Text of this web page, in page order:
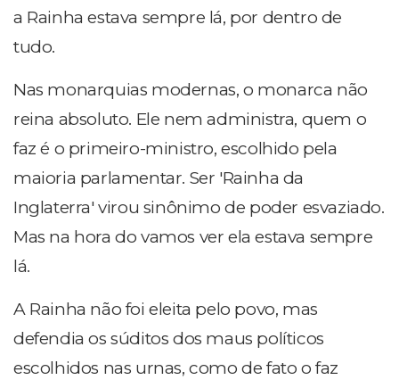
a Rainha estava sempre lá, por dentro de
tudo.
Nas monarquias modernas, o monarca não
reina absoluto. Ele nem administra, quem o
faz é o primeiro-ministro, escolhido pela
maioria parlamentar. Ser 'Rainha da
Inglaterra' virou sinônimo de poder esvaziado.
Mas na hora do vamos ver ela estava sempre
lá.
A Rainha não foi eleita pelo povo, mas
defendia os súditos dos maus políticos
escolhidos nas urnas, como de fato o faz